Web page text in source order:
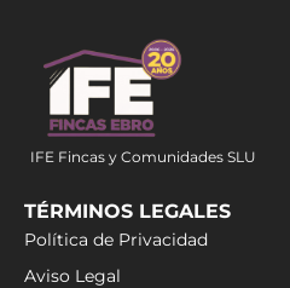
IFE Fincas y Comunidades SLU
TÉRMINOS LEGALES
Política de Privacidad
Aviso Legal